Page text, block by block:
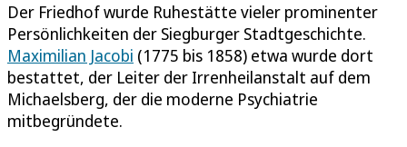
Der Friedhof wurde Ruhestätte vieler prominenter
Persönlichkeiten der Siegburger Stadtgeschichte.
Maximilian Jacobi (1775 bis 1858) etwa wurde dort
bestattet, der Leiter der Irrenheilanstalt auf dem
Michaelsberg, der die moderne Psychiatrie
mitbegründete.